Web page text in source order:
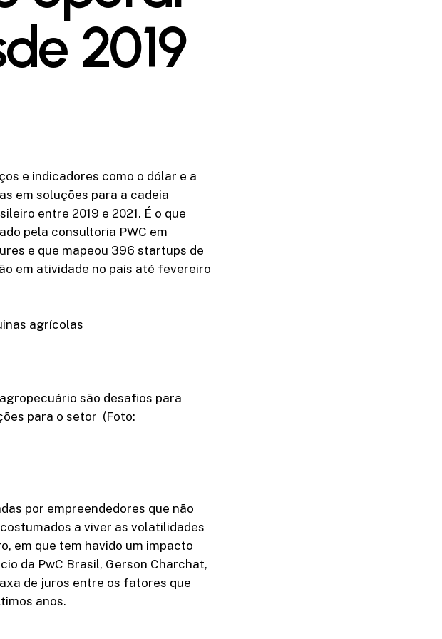
2019
e indicadores como o dólar e a
em soluções para a cadeia
entre 2019 e 2021. É o que
pela consultoria PWC em
e que mapeou 396 startups de
em atividade no país até fevereiro
agrícolas
são desafios para
para o setor (Foto:
por empreendedores que não
a viver as volatilidades
em que tem havido um impacto
da PwC Brasil, Gerson Charchat,
de juros entre os fatores que
anos.